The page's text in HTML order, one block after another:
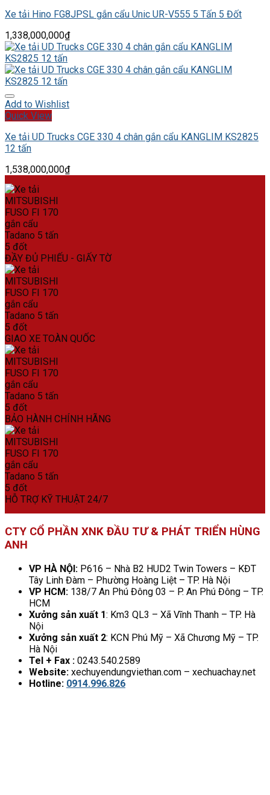
Xe tải Hino FG8JPSL gắn cẩu Unic UR-V555 5 Tấn 5 Đốt
1,338,000,000₫
Add to Wishlist
Quick View
Xe tải UD Trucks CGE 330 4 chân gắn cẩu KANGLIM KS2825
12 tấn
1,538,000,000₫
ĐẦY ĐỦ PHIẾU - GIẤY TỜ
GIAO XE TOÀN QUỐC
BẢO HÀNH CHÍNH HÃNG
HỖ TRỢ KỸ THUẬT 24/7
CTY CỔ PHẦN XNK ĐẦU TƯ & PHÁT TRIỂN HÙNG
ANH
VP HÀ NỘI: P616 – Nhà B2 HUD2 Twin Towers – KĐT
Tây Linh Đàm – Phường Hoàng Liệt – TP. Hà Nội
VP HCM: 138/7 An Phú Đông 03 – P. An Phú Đông – TP.
HCM
Xưởng sản xuất 1: Km3 QL3 – Xã Vĩnh Thanh – TP. Hà
Nội
Xưởng sản xuất 2: KCN Phú Mỹ – Xã Chương Mỹ – TP.
Hà Nội
Tel + Fax : 0243.540.2589
Website: xechuyendungviethan.com – xechuachay.net
Hotline: 0914.996.826